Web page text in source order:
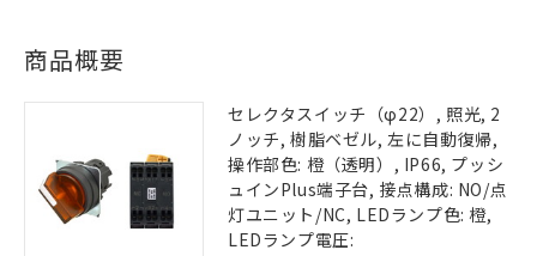
商品概要
セレクタスイッチ（φ22）, 照光, 2
ノッチ, 樹脂ベゼル, 左に自動復帰,
操作部色: 橙（透明）, IP66, プッシ
ュインPlus端子台, 接点構成: NO/点
灯ユニット/NC, LEDランプ色: 橙,
LEDランプ電圧: